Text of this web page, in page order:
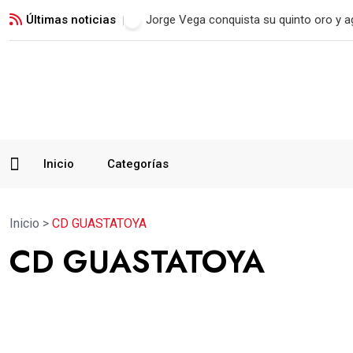
Últimas noticias Real Madrid blinda a Vinicius Jr. hasta
Inicio Categorías
Inicio > CD GUASTATOYA
CD GUASTATOYA